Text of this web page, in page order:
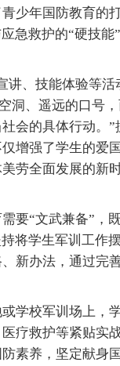
青少年国防教育
急救护的“硬技能
、技能体验等活
洞、遥远的口号
会的具体行动。
增强了学生的爱
劳全面发展的新
“文武兼备”，既
将学生军训工作
新办法，通过完
校军训场上，
疗救护等紧贴实
素养，坚定献身